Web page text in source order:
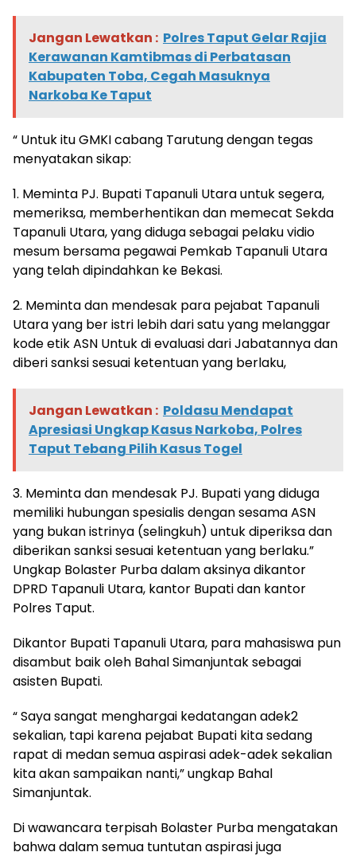
Jangan Lewatkan : Polres Taput Gelar Rajia
Kerawanan Kamtibmas di Perbatasan
Kabupaten Toba, Cegah Masuknya
Narkoba Ke Taput
“ Untuk itu GMKI cabang Tarutung dengan tegas
menyatakan sikap:
1. Meminta PJ. Bupati Tapanuli Utara untuk segera,
memeriksa, memberhentikan dan memecat Sekda
Tapanuli Utara, yang diduga sebagai pelaku vidio
mesum bersama pegawai Pemkab Tapanuli Utara
yang telah dipindahkan ke Bekasi.
2. Meminta dan mendesak para pejabat Tapanuli
Utara yang ber istri lebih dari satu yang melanggar
kode etik ASN Untuk di evaluasi dari Jabatannya dan
diberi sanksi sesuai ketentuan yang berlaku,
Jangan Lewatkan : Poldasu Mendapat
Apresiasi Ungkap Kasus Narkoba, Polres
Taput Tebang Pilih Kasus Togel
3. Meminta dan mendesak PJ. Bupati yang diduga
memiliki hubungan spesialis dengan sesama ASN
yang bukan istrinya (selingkuh) untuk diperiksa dan
diberikan sanksi sesuai ketentuan yang berlaku.”
Ungkap Bolaster Purba dalam aksinya dikantor
DPRD Tapanuli Utara, kantor Bupati dan kantor
Polres Taput.
Dikantor Bupati Tapanuli Utara, para mahasiswa pun
disambut baik oleh Bahal Simanjuntak sebagai
asisten Bupati.
“ Saya sangat menghargai kedatangan adek2
sekalian, tapi karena pejabat Bupati kita sedang
rapat di medan semua aspirasi adek-adek sekalian
kita akan sampaikan nanti,” ungkap Bahal
Simanjuntak.
Di wawancara terpisah Bolaster Purba mengatakan
bahwa dalam semua tuntutan aspirasi juga